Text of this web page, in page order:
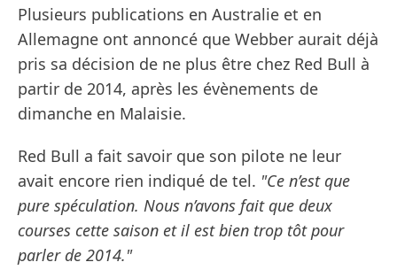
Plusieurs publications en Australie et en
Allemagne ont annoncé que Webber aurait déjà
pris sa décision de ne plus être chez Red Bull à
partir de 2014, après les évènements de
dimanche en Malaisie.
Red Bull a fait savoir que son pilote ne leur
avait encore rien indiqué de tel. "Ce n’est que
pure spéculation. Nous n’avons fait que deux
courses cette saison et il est bien trop tôt pour
parler de 2014."